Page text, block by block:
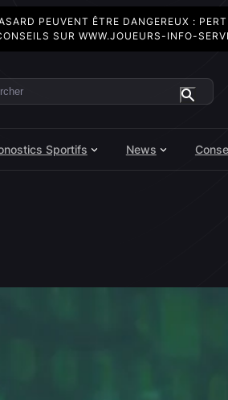
PEUVENT ÊTRE DANGEREUX :
SUR WWW.JOUEURS-INFO-
Sportifs News